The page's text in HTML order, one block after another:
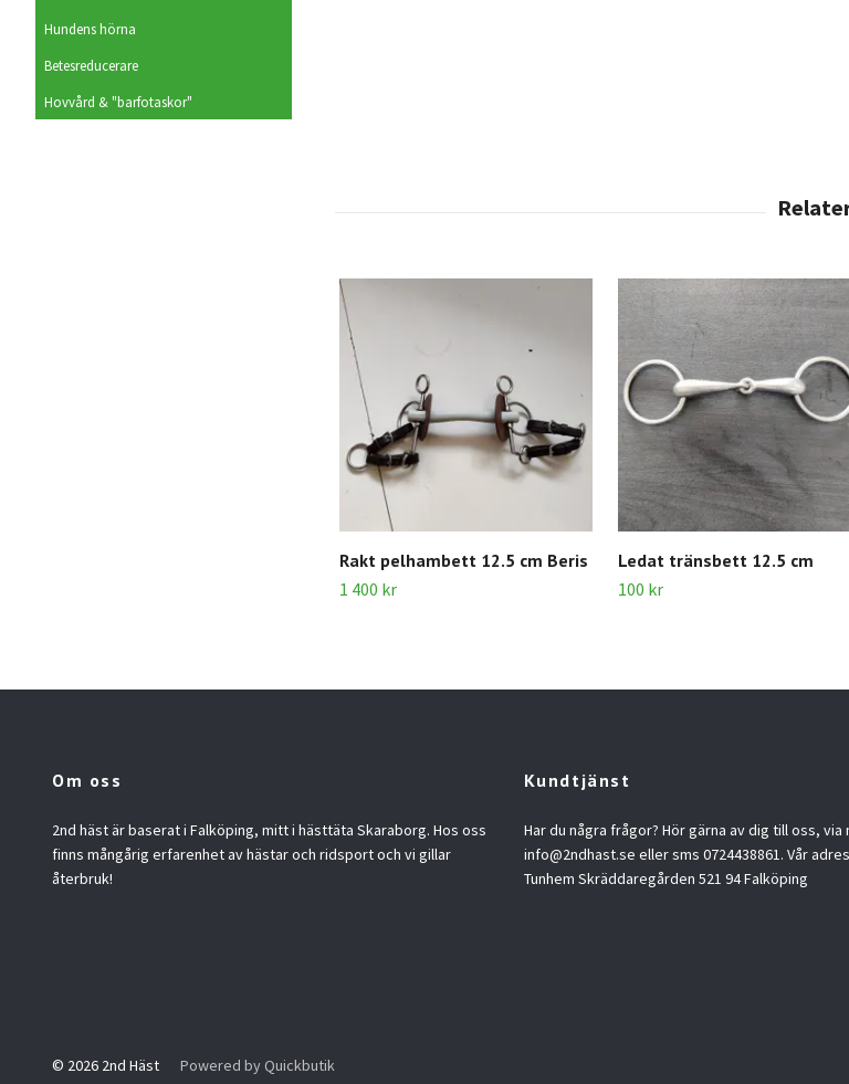
Hundens hörna
Betesreducerare
Hovvård & "barfotaskor"
Rakt pelhambett 12.5 cm Beris
1 400 kr
Ledat tränsbett 12.5 cm
100 kr
Om oss
2nd häst är baserat i Falköping, mitt i hästtäta Skaraborg. Hos oss
finns mångårig erfarenhet av hästar och ridsport och vi gillar
återbruk!
Kundtjänst
Har du några frågor? Hör gärna av dig till oss, via
info@2ndhast.se eller sms 0724438861. Vår
Tunhem Skräddaregården 521 94 Falköping
© 2026 2nd Häst Powered by Quickbutik